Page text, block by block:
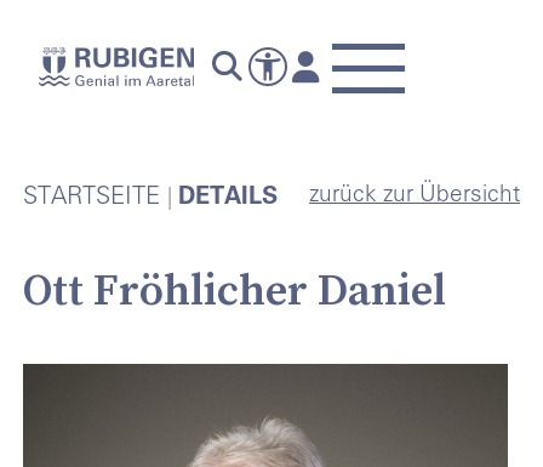
STARTSEITE DETAILS zurück zur Übersicht
Ott Fröhlicher Daniel